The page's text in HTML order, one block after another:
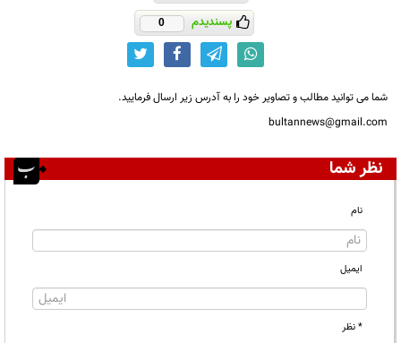
پسندیدم 0
شما می توانید مطالب و تصاویر خود را به آدرس زیر ارسال فرمایید.
bultannews@gmail.com
نظر شما
نام
ایمیل
* نظر